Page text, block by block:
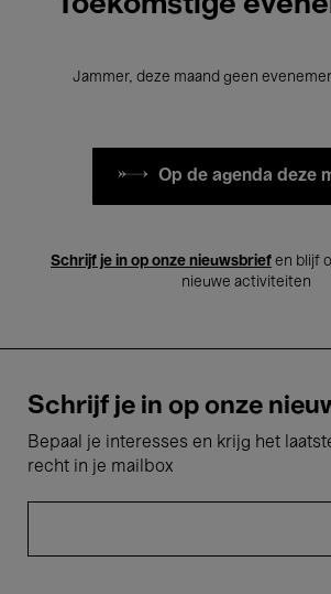
Jammer, deze maand geen
Op de agenda deze
Schrijf je in op onze nieuwsbrief en blijf
nieuwe activiteiten
Schrijf je in op onze
Bepaal je interesses en krijg het
recht in je mailbox